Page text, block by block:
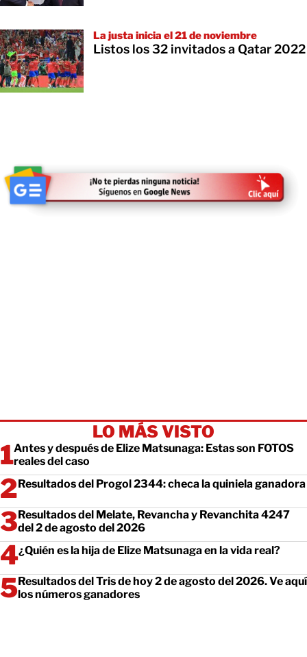
La justa inicia el 21 de noviembre
Listos los 32 invitados a Qatar 2022
LO MÁS VISTO
Antes y después de Elize Matsunaga: Estas son FOTOS
reales del caso
Resultados del Progol 2344: checa la quiniela ganadora
Resultados del Melate, Revancha y Revanchita 4247
del 2 de agosto del 2026
¿Quién es la hija de Elize Matsunaga en la vida real?
Resultados del Tris de hoy 2 de agosto del 2026. Ve aquí
los números ganadores